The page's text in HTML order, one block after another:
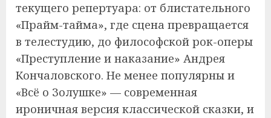
текущего репертуара: от блистательного
«Прайм-тайма», где сцена превращается
в телестудию, до философской рок-оперы
«Преступление и наказание» Андрея
Кончаловского. Не менее популярны и
«Всё о Золушке» — современная
ироничная версия классической сказки, и